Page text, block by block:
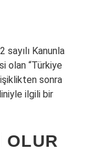
sayılı Kanunla
olan “Türkiye
sonra
ilgili bir
OLUR